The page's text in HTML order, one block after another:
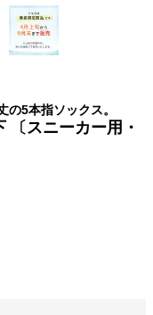
5本指ソックス。
〔スニーカー用・